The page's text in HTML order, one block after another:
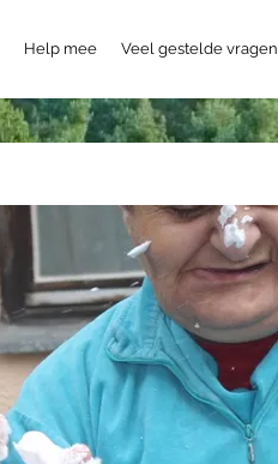
Help mee Veel gestelde vragen